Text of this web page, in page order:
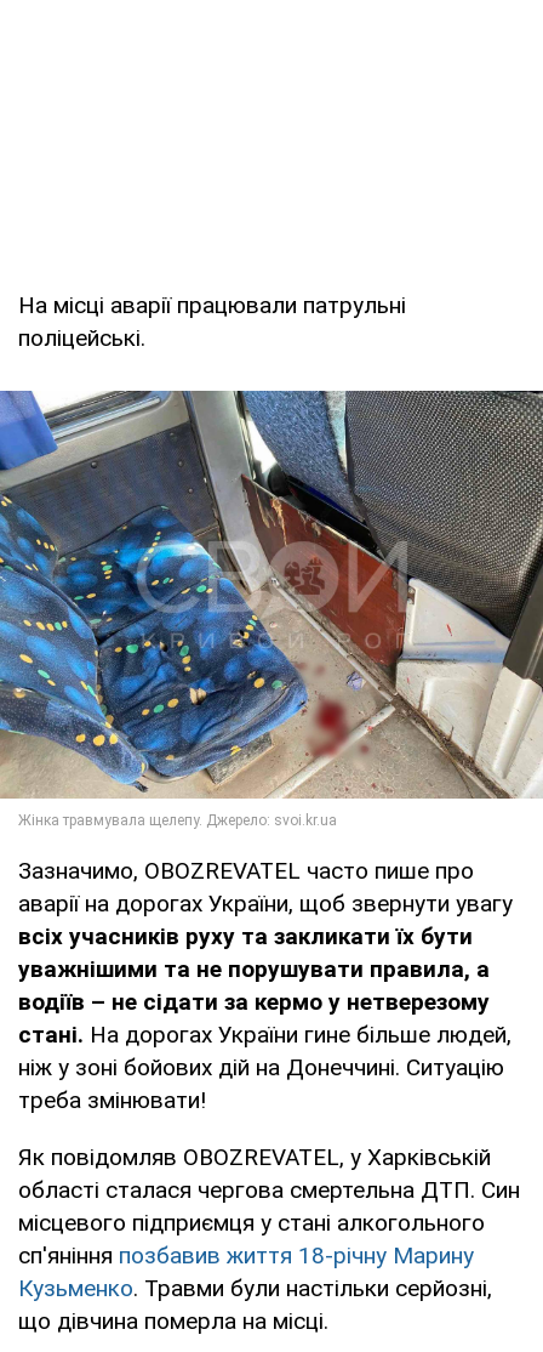
На місці аварії працювали патрульні
поліцейські.
Зазначимо, OBOZREVATEL часто пише про
аварії на дорогах України, щоб звернути увагу
всіх учасників руху та закликати їх бути
уважнішими та не порушувати правила, а
водіїв – не сідати за кермо у нетверезому
стані. На дорогах України гине більше людей,
ніж у зоні бойових дій на Донеччині. Ситуацію
треба змінювати!
Як повідомляв OBOZREVATEL, у Харківській
області сталася чергова смертельна ДТП. Син
місцевого підприємця у стані алкогольного
сп'яніння позбавив життя 18-річну Марину
Кузьменко. Травми були настільки серйозні,
що дівчина померла на місці.